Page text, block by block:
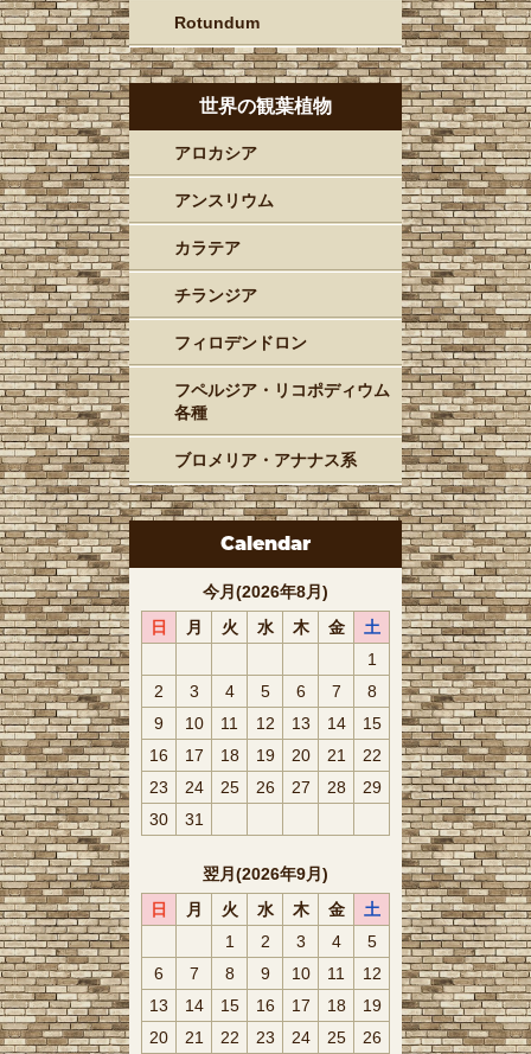
Rotundum
世界の観葉植物
アロカシア
アンスリウム
カラテア
チランジア
フィロデンドロン
フペルジア・リコポディウム
各種
ブロメリア・アナナス系
Calendar
今月(2026年8月)
日
月 火 水 木 金
土
1
2
3 4 5 6 7
8
9
10 11 12 13 14
15
16
17 18 19 20 21
22
23
24 25 26 27 28
29
30
31
翌月(2026年9月)
日
月 火 水 木 金
土
1
2 3 4
5
6
7 8 9 10 11
12
13
14 15 16 17 18
19
20
21 22 23 24 25 26